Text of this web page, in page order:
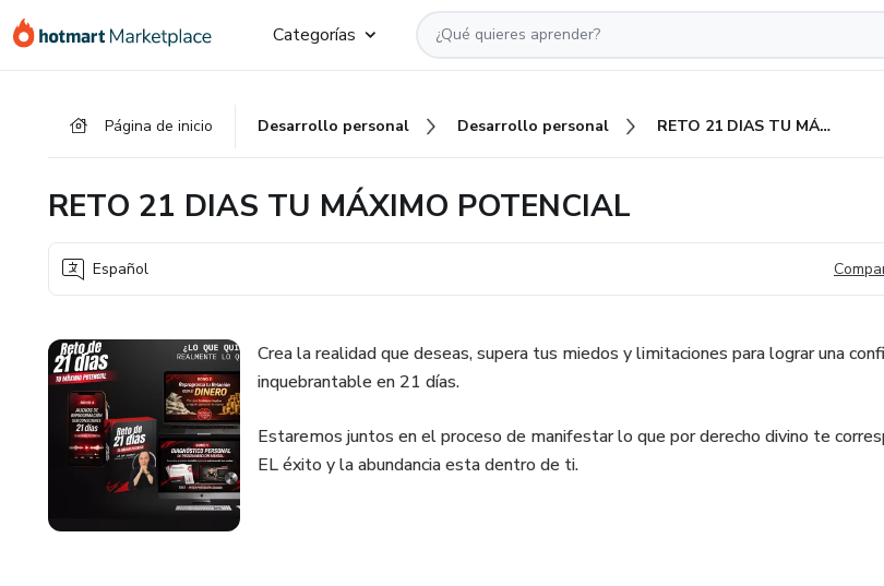
Categorías
Página de inicio Desarrollo personal Desarrollo personal RETO 21 DIAS TU MÁXIMO POTENCIAL
RETO 21 DIAS TU MÁXIMO POTENCIAL
Español
Crea la realidad que deseas, supera tus miedos y limitaciones para lograr una
inquebrantable en 21 días.
Estaremos juntos en el proceso de manifestar lo que por derecho divino te
EL éxito y la abundancia esta dentro de ti.